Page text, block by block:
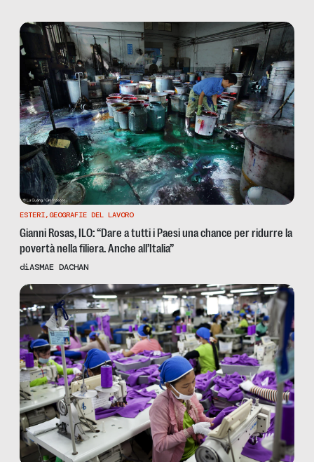
ESTERI,GEOGRAFIE DEL LAVORO
Gianni Rosas, ILO: “Dare a tutti i Paesi una chance per ridurre la
povertà nella filiera. Anche all’Italia”
diASMAE DACHAN